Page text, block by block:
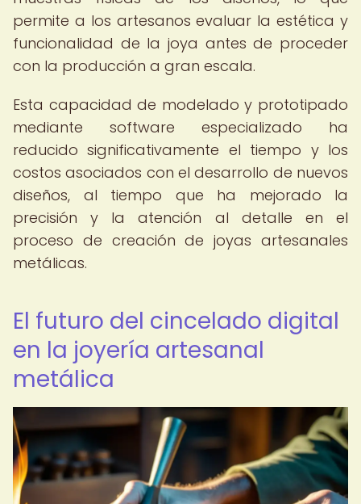
permite a los artesanos evaluar la estética y
funcionalidad de la joya antes de proceder
con la producción a gran escala.
Esta capacidad de modelado y prototipado
mediante software especializado ha
reducido significativamente el tiempo y los
costos asociados con el desarrollo de nuevos
diseños, al tiempo que ha mejorado la
precisión y la atención al detalle en el
proceso de creación de joyas artesanales
metálicas.
El futuro del cincelado digital
en la joyería artesanal
metálica